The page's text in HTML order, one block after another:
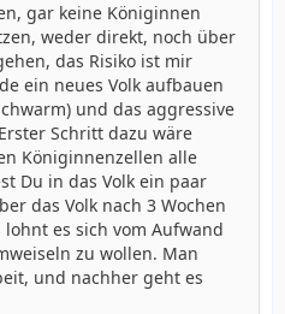
gar keine Königinnen
weder direkt, noch über
das Risiko ist mir
ein neues Volk aufbauen
und das aggressive
Schritt dazu wäre
Königinnenzellen alle
Du in das Volk ein paar
das Volk nach 3 Wochen
es sich vom Aufwand
zu wollen. Man
und nachher geht es